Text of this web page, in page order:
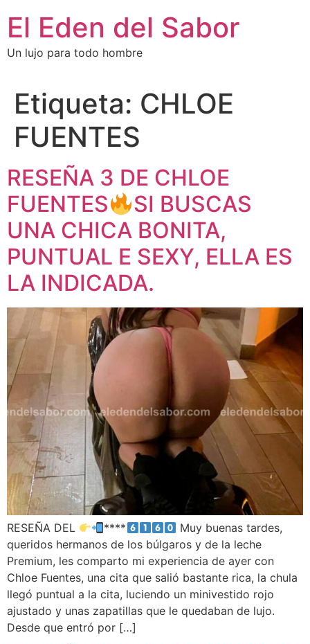
El Eden del Sabor
Un lujo para todo hombre
Etiqueta: CHLOE
FUENTES
RESEÑA 3 DE CHLOE
FUENTES
SI BUSCAS
UNA CHICA BONITA,
PUNTUAL E SEXY, ELLA ES
LA INDICADA.
RESEÑA DEL ****
Muy buenas tardes,
queridos hermanos de los búlgaros y de la leche
Premium, les comparto mi experiencia de ayer con
Chloe Fuentes, una cita que salió bastante rica, la chula
llegó puntual a la cita, luciendo un minivestido rojo
ajustado y unas zapatillas que le quedaban de lujo.
Desde que entró por […]